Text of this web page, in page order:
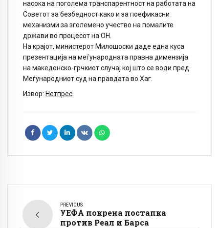
насока на поголема транспарентност на работата на
Советот за безбедност како и за поефикасни
механизми за зголемено учество на помалите
држави во процесот на ОН.
На крајот, министерот Милошоски даде една куса
презентација на меѓународната правна димензија
на македонско-грчкиот случај кој што се води пред
Меѓународниот суд на правдата во Хаг.
Извор: Нетпрес
PREVIOUS
УЕФА покрена постапка
против Реал и Барса